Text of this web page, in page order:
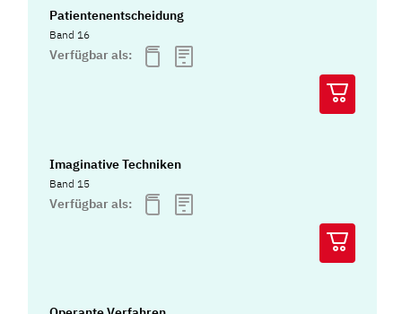
Patientenentscheidung
Band 16
Verfügbar als:
Imaginative Techniken
Band 15
Verfügbar als: